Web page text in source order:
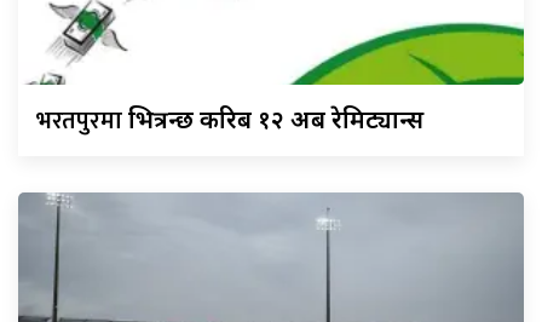
भरतपुरमाभित्रन्छ करिब १२ अर्ब रेमिट्यान्स